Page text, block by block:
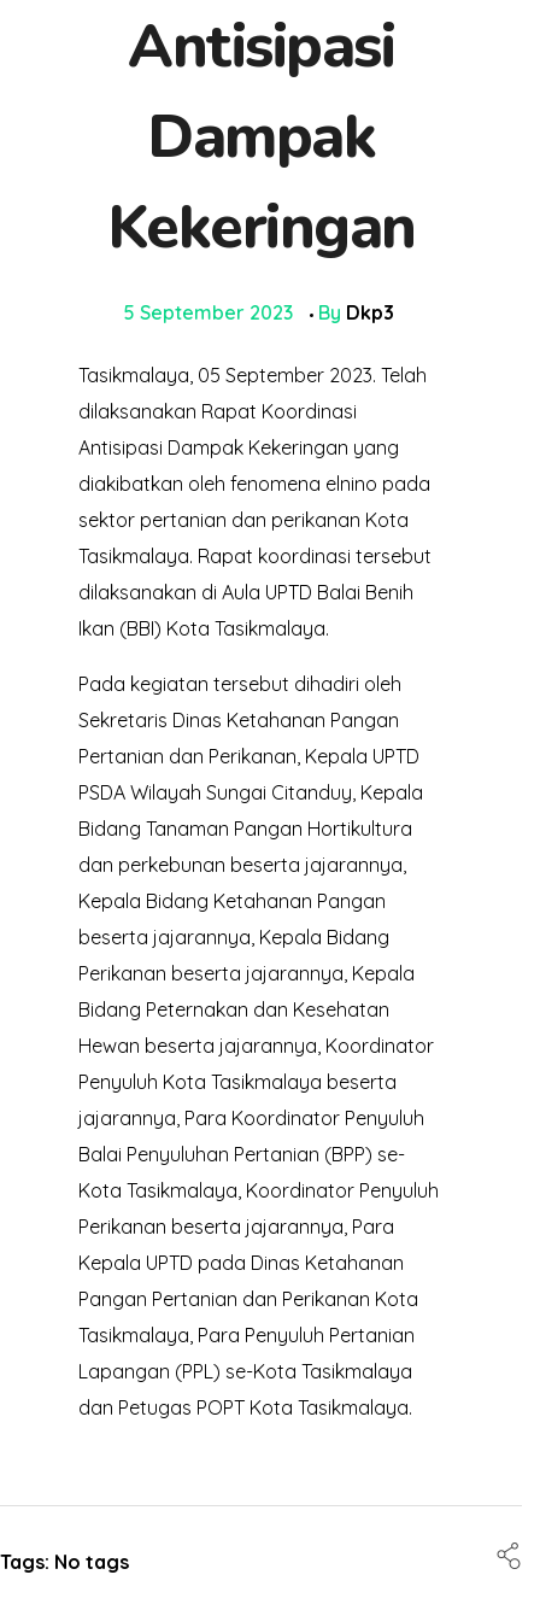
Antisipasi
Dampak
Kekeringan
5 September 2023 By Dkp3
Tasikmalaya, 05 September 2023. Telah
dilaksanakan Rapat Koordinasi
Antisipasi Dampak Kekeringan yang
diakibatkan oleh fenomena elnino pada
sektor pertanian dan perikanan Kota
Tasikmalaya. Rapat koordinasi tersebut
dilaksanakan di Aula UPTD Balai Benih
Ikan (BBI) Kota Tasikmalaya.
Pada kegiatan tersebut dihadiri oleh
Sekretaris Dinas Ketahanan Pangan
Pertanian dan Perikanan, Kepala UPTD
PSDA Wilayah Sungai Citanduy, Kepala
Bidang Tanaman Pangan Hortikultura
dan perkebunan beserta jajarannya,
Kepala Bidang Ketahanan Pangan
beserta jajarannya, Kepala Bidang
Perikanan beserta jajarannya, Kepala
Bidang Peternakan dan Kesehatan
Hewan beserta jajarannya, Koordinator
Penyuluh Kota Tasikmalaya beserta
jajarannya, Para Koordinator Penyuluh
Balai Penyuluhan Pertanian (BPP) se-
Kota Tasikmalaya, Koordinator Penyuluh
Perikanan beserta jajarannya, Para
Kepala UPTD pada Dinas Ketahanan
Pangan Pertanian dan Perikanan Kota
Tasikmalaya, Para Penyuluh Pertanian
Lapangan (PPL) se-Kota Tasikmalaya
dan Petugas POPT Kota Tasikmalaya.
Tags: No tags